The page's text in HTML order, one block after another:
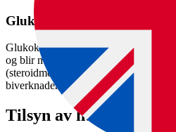
Glukokortikoider
Glukokortikoider er eit
og blir mellom anna nytta til
(steroidmedisin) kan gjere huda
biverknader.
Tilsyn av